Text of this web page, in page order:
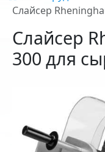
Слайсер
Слайсер
300 для